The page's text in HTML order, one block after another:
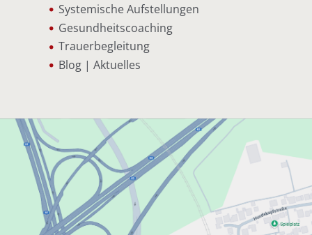
Systemische Aufstellungen
Gesundheitscoaching
Trauerbegleitung
Blog | Aktuelles